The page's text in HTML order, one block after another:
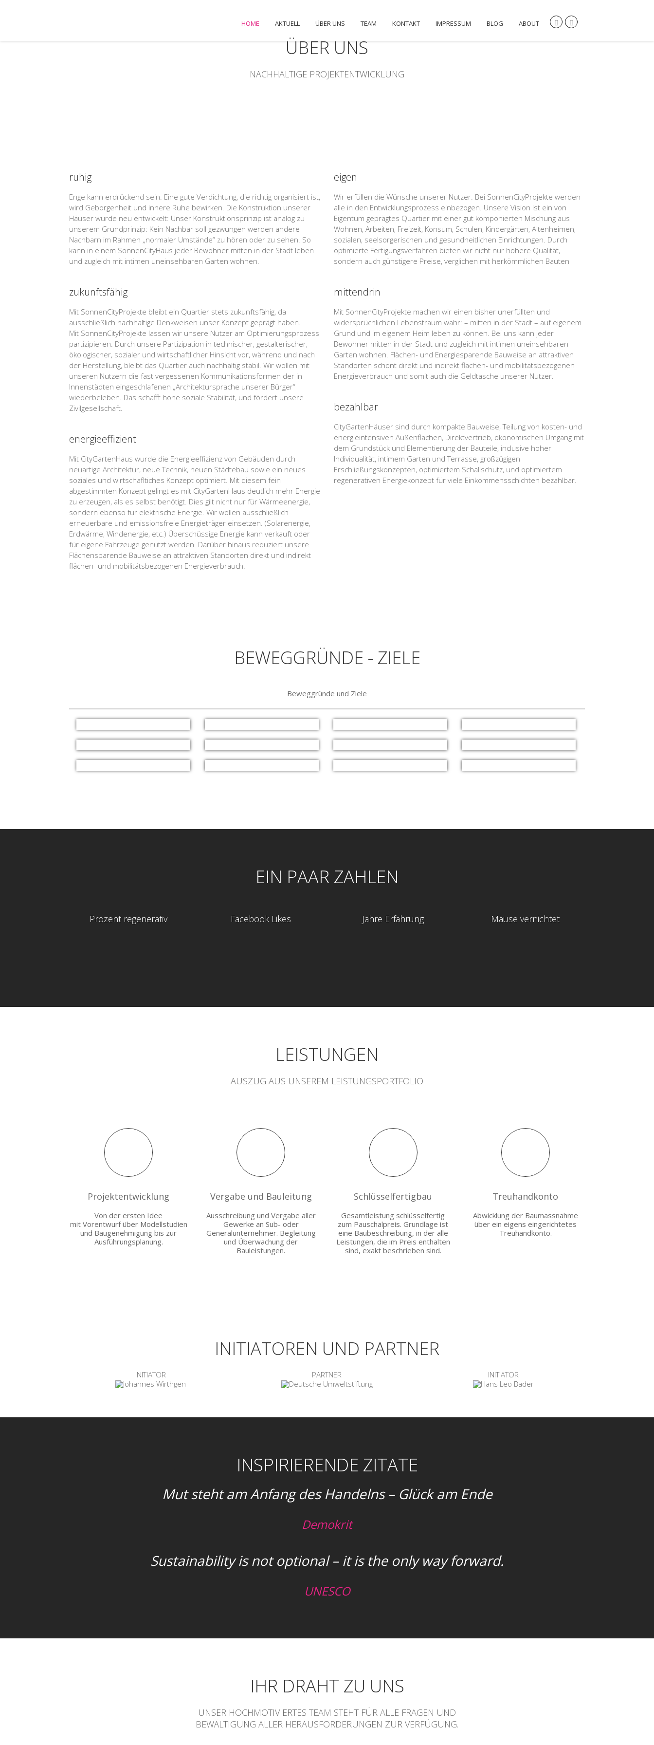
HOME AKTUELL ÜBER UNS TEAM KONTAKT IMPRESSUM BLOG ABOUT
ÜBER UNS
NACHHALTIGE PROJEKTENTWICKLUNG
ruhig
Enge kann erdrückend sein. Eine gute Verdichtung, die richtig organisiert ist,
wird Geborgenheit und innere Ruhe bewirken. Die Konstruktion unserer
Häuser wurde neu entwickelt: Unser Konstruktionsprinzip ist analog zu
unserem Grundprinzip: Kein Nachbar soll gezwungen werden andere
Nachbarn im Rahmen „normaler Umstände“ zu hören oder zu sehen. So
kann in einem SonnenCityHaus jeder Bewohner mitten in der Stadt leben
und zugleich mit intimen uneinsehbaren Garten wohnen.
zukunftsfähig
Mit SonnenCityProjekte bleibt ein Quartier stets zukunftsfähig, da
ausschließlich nachhaltige Denkweisen unser Konzept geprägt haben.
Mit SonnenCityProjekte lassen wir unsere Nutzer am Optimierungsprozess
partizipieren. Durch unsere Partizipation in technischer, gestalterischer,
ökologischer, sozialer und wirtschaftlicher Hinsicht vor, während und nach
der Herstellung, bleibt das Quartier auch nachhaltig stabil. Wir wollen mit
unseren Nutzern die fast vergessenen Kommunikationsformen der in
Innenstädten eingeschlafenen „Architektursprache unserer Bürger“
wiederbeleben. Das schafft hohe soziale Stabilität, und fördert unsere
Zivilgesellschaft.
energieeffizient
Mit CityGartenHaus wurde die Energieeffizienz von Gebäuden durch
neuartige Architektur, neue Technik, neuen Städtebau sowie ein neues
soziales und wirtschafltiches Konzept optimiert. Mit diesem fein
abgestimmten Konzept gelingt es mit CityGartenHaus deutlich mehr Energie
zu erzeugen, als es selbst benötigt. Dies gilt nicht nur für Wärmeenergie,
sondern ebenso für elektrische Energie. Wir wollen ausschließlich
erneuerbare und emissionsfreie Energieträger einsetzen. (Solarenergie,
Erdwärme, Windenergie, etc.) Überschüssige Energie kann verkauft oder
für eigene Fahrzeuge genutzt werden. Darüber hinaus reduziert unsere
Flächensparende Bauweise an attraktiven Standorten direkt und indirekt
flächen- und mobilitätsbezogenen Energieverbrauch.
eigen
Wir erfüllen die Wünsche unserer Nutzer. Bei SonnenCityProjekte werden
alle in den Entwicklungsprozess einbezogen. Unsere Vision ist ein von
Eigentum geprägtes Quartier mit einer gut komponierten Mischung aus
Wohnen, Arbeiten, Freizeit, Konsum, Schulen, Kindergärten, Altenheimen,
sozialen, seelsorgerischen und gesundheitlichen Einrichtungen. Durch
optimierte Fertigungsverfahren bieten wir nicht nur höhere Qualität,
sondern auch günstigere Preise, verglichen mit herkömmlichen Bauten
mittendrin
Mit SonnenCityProjekte machen wir einen bisher unerfüllten und
widersprüchlichen Lebenstraum wahr: – mitten in der Stadt – auf eigenem
Grund und im eigenem Heim leben zu können. Bei uns kann jeder
Bewohner mitten in der Stadt und zugleich mit intimen uneinsehbaren
Garten wohnen. Flächen- und Energiesparende Bauweise an attraktiven
Standorten schont direkt und indirekt flächen- und mobilitätsbezogenen
Energieverbrauch und somit auch die Geldtasche unserer Nutzer.
bezahlbar
CityGartenHäuser sind durch kompakte Bauweise, Teilung von kosten- und
energieintensiven Außenflächen, Direktvertrieb, ökonomischen Umgang mit
dem Grundstück und Elementierung der Bauteile, inclusive hoher
Individualität, intimem Garten und Terrasse, großzügigen
Erschließungskonzepten, optimiertem Schallschutz, und optimiertem
regenerativen Energiekonzept für viele Einkommensschichten bezahlbar.
BEWEGGRÜNDE - ZIELE
Beweggründe und Ziele
EIN PAAR ZAHLEN
Prozent regenerativ Facebook Likes Jahre Erfahrung Mäuse vernichtet
LEISTUNGEN
AUSZUG AUS UNSEREM LEISTUNGSPORTFOLIO
Projektentwicklung
Von der ersten Idee
mit Vorentwurf über Modellstudien
und Baugenehmigung bis zur
Ausführungsplanung.
Vergabe und Bauleitung
Ausschreibung und Vergabe aller
Gewerke an Sub- oder
Generalunternehmer. Begleitung
und Überwachung der
Bauleistungen.
Schlüsselfertigbau
Gesamtleistung schlüsselfertig
zum Pauschalpreis. Grundlage ist
eine Baubeschreibung, in der alle
Leistungen, die im Preis enthalten
sind, exakt beschrieben sind.
Treuhandkonto
Abwicklung der Baumassnahme
über ein eigens eingerichtetes
Treuhandkonto.
INITIATOREN UND PARTNER
INITIATOR PARTNER
INFORMATIONEN INITIATOR
INSPIRIERENDE ZITATE
Mut steht am Anfang des Handelns – Glück am Ende
Demokrit
Sustainability is not optional – it is the only way forward.
UNESCO
IHR DRAHT ZU UNS
UNSER HOCHMOTIVIERTES TEAM STEHT FÜR ALLE FRAGEN UND
BEWÄLTIGUNG ALLER HERAUSFORDERUNGEN ZUR VERFÜGUNG.